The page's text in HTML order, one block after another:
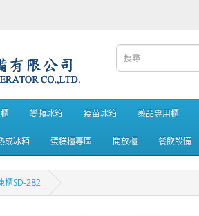
變頻冰箱 疫苗冰箱 藥品專用櫃
成冰箱 蛋糕櫃專區 開放櫃 餐飲設備
櫃SD-282